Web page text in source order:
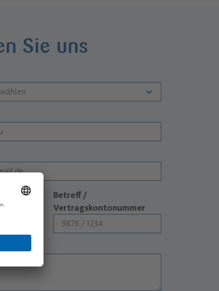
Sie uns
Betreff /
Vertragskontonummer